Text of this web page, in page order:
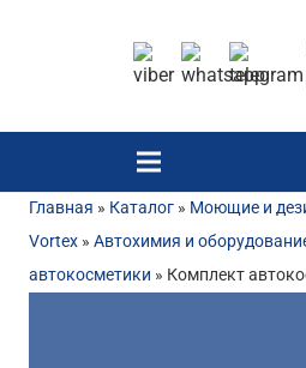
Главная » Каталог » Моющие и
Vortex » Автохимия и
автокосметики » Комплект